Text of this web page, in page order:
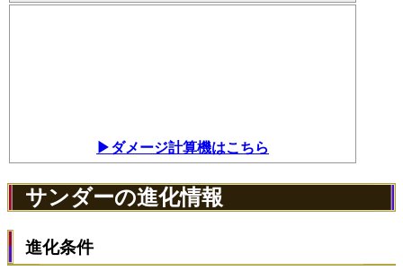
▶ダメージ計算機はこちら
サンダーの進化情報
進化条件